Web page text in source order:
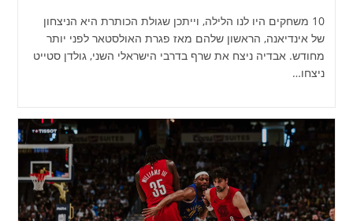
10 משחקים היו לנו הלילה, וייתכן שגולת הכותרת היא הניצחון
של אינדיאנה, הראשון שלהם מאז פגרת האולסטאר לפני יותר
מחודש. אבדיה ניצח את שרף בדרבי הישראלי השני, גולדן סטייט
ניצחו…